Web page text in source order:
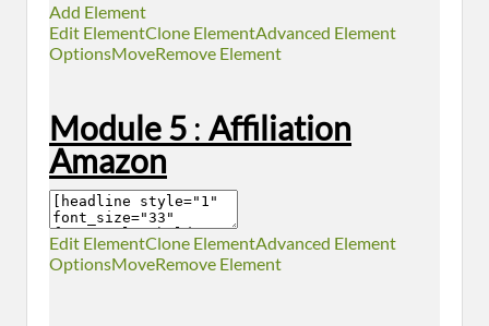
Add Element
Edit ElementClone ElementAdvanced Element
OptionsMoveRemove Element
Module 5 : Affiliation
Amazon
Edit ElementClone ElementAdvanced Element
OptionsMoveRemove Element